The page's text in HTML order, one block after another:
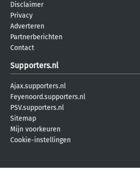
Disclaimer
Privacy
Adverteren
Partnerberichten
Contact
Supporters.nl
Ajax.supporters.nl
Feyenoord.supporters.nl
PSV.supporters.nl
Sitemap
Mijn voorkeuren
Cookie-instellingen